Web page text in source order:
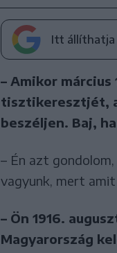
Itt állíthatja
– Amikor
tisztikeresztjét,
beszéljen. Baj,
– Én azt
vagyunk, mert
– Ön 1916.
Magyarország